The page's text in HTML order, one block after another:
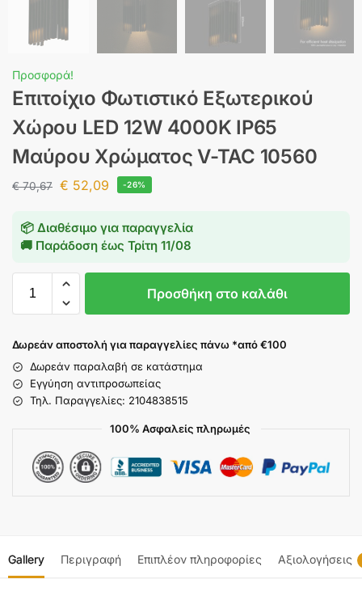
Προσφορά!
Επιτοίχιο Φωτιστικό Εξωτερικού
Χώρου LED 12W 4000K IP65
Μαύρου Χρώματος V-TAC 10560
€70,67 € 52,09 -26%
📦 Διαθέσιμο για παραγγελία
🚚 Παράδοση έως Τρίτη 11/08
Προσθήκη στο καλάθι
Δωρεάν αποστολή για παραγγελίες πάνω *από €100
Δωρεάν παραλαβή σε κατάστημα
Εγγύηση αντιπροσωπείας
Τηλ. Παραγγελίες: 2104838515
100% Ασφαλείς πληρωμές
Gallery Περιγραφή Επιπλέον πληροφορίες Αξιολογήσεις